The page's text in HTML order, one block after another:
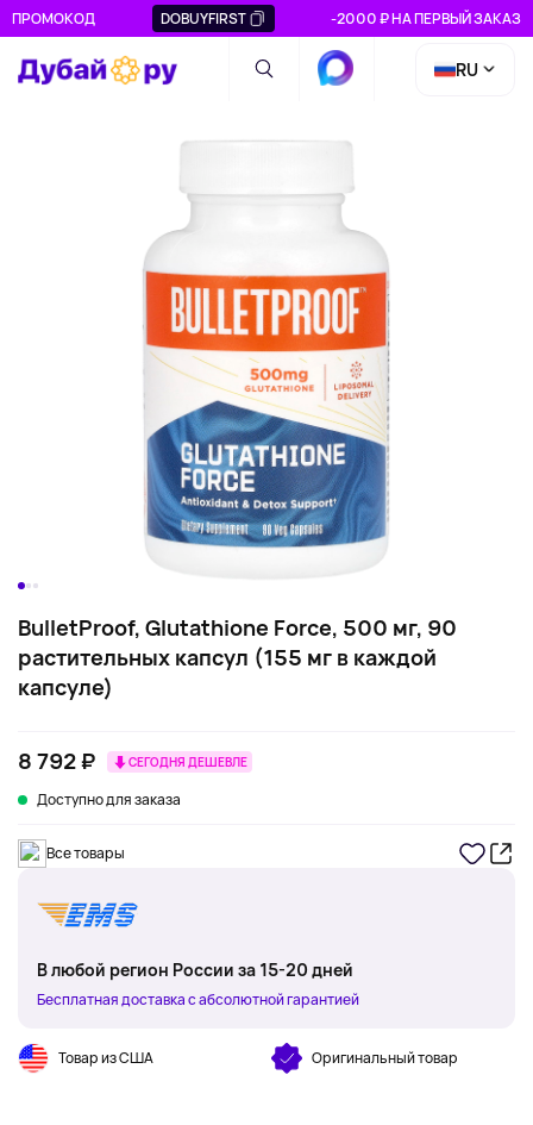
ПРОМОКОД DOBUYFIRST -2000 ₽ НА ПЕРВЫЙ ЗАКАЗ
RU
BulletProof, Glutathione Force, 500 мг, 90
растительных капсул (155 мг в каждой
капсуле)
8 792 ₽ СЕГОДНЯ ДЕШЕВЛЕ
Доступно для заказа
Все товары
В любой регион России за 15-20 дней
Бесплатная доставка с абсолютной гарантией
Товар из США Оригинальный товар